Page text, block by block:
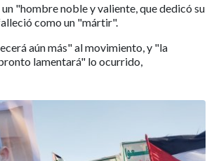
"hombre noble y valiente, que dedicó su
como un "mártir".
aún más" al movimiento, y "la
lamentará" lo ocurrido,